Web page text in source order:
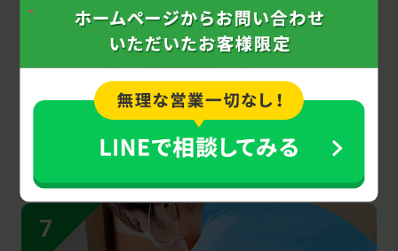
安心の明朗会計！
クオーレ茨城の見積もりは必要な内容がすべ
てコミコミ。作業当日に依頼内容の変更・追
加がない限り、後から請求額が変わることは